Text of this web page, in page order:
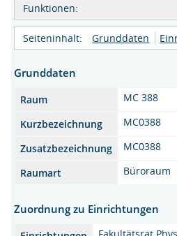
Funktionen:
Seiteninhalt: Grunddaten
Grunddaten
Raum
MC 388
Kurzbezeichnung
MC0388
Zusatzbezeichnung
MC0388
Raumart
Büroraum
Zuordnung zu Einrichtungen